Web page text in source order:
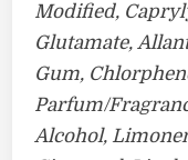
Modified,
Glutamate,
Gum,
Parfum/
Alcohol,